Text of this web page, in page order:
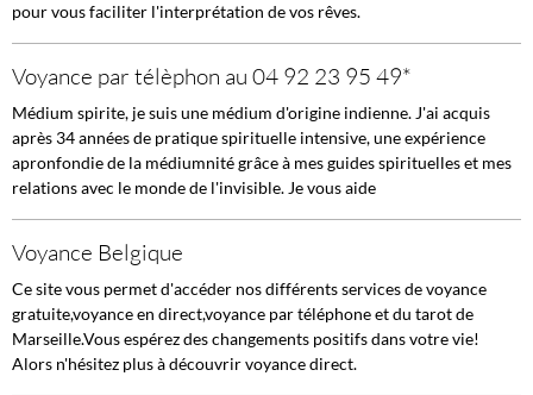
pour vous faciliter l'interprétation de vos rêves.
Voyance par télèphon au 04 92 23 95 49*
Médium spirite, je suis une médium d'origine indienne. J'ai acquis
après 34 années de pratique spirituelle intensive, une expérience
apronfondie de la médiumnité grâce à mes guides spirituelles et mes
relations avec le monde de l'invisible. Je vous aide
Voyance Belgique
Ce site vous permet d'accéder nos différents services de voyance
gratuite,voyance en direct,voyance par téléphone et du tarot de
Marseille.Vous espérez des changements positifs dans votre vie!
Alors n'hésitez plus à découvrir voyance direct.